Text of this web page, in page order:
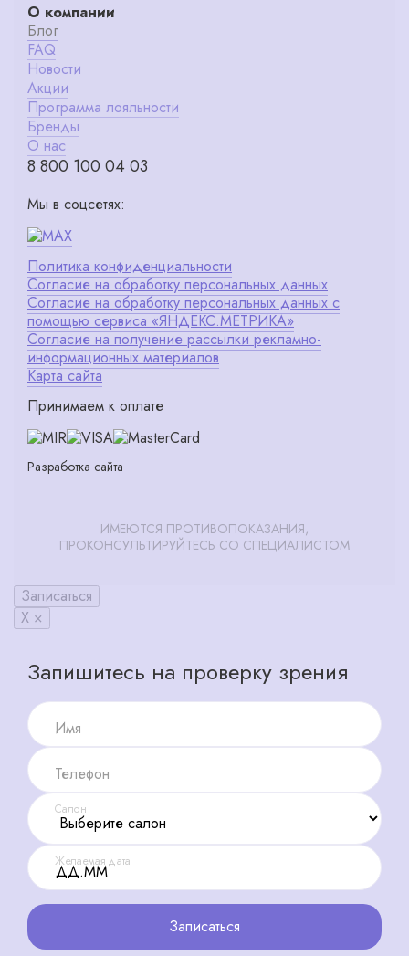
О компании
Блог
FAQ
Новости
Акции
Программа лояльности
Бренды
О нас
8 800 100 04 03
Мы в соцсетях:
Политика конфиденциальности
Согласие на обработку персональных данных
Согласие на обработку персональных данных с
помощью сервиса «ЯНДЕКС.МЕТРИКА»
Согласие на получение рассылки рекламно-
информационных материалов
Карта сайта
Принимаем к оплате
Разработка сайта
ИМЕЮТСЯ ПРОТИВОПОКАЗАНИЯ,
ПРОКОНСУЛЬТИРУЙТЕСЬ СО СПЕЦИАЛИСТОМ
Записаться
X ×
Запишитесь на проверку зрения
Имя
Телефон
Салон
Желаемая дата
Записаться